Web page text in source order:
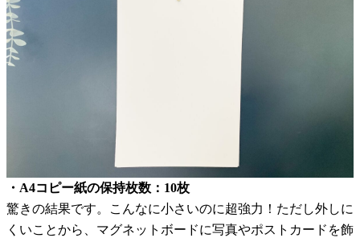
・A4コピー紙の保持枚数：10枚
驚きの結果です。こんなに小さいのに超強力！ただし外しに
くいことから、マグネットボードに写真やポストカードを飾